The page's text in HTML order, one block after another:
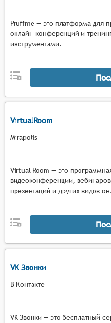
Pruffme — это платформа для
онлайн-конференций и
инструментами.
VirtualRoom
Mirapolis
Virtual Room — это
видеоконференций,
презентаций и других видов
VK Звонки
В Контакте
VK Звонки — это бесплатный